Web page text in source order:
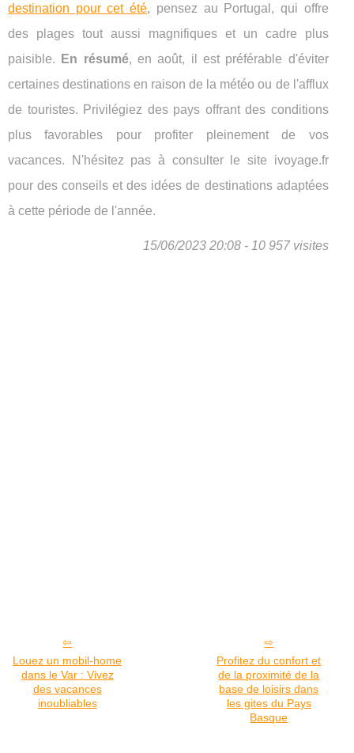
destination pour cet été, pensez au Portugal, qui offre
des plages tout aussi magnifiques et un cadre plus
paisible.
En résumé, en août, il est préférable d'éviter
certaines destinations en raison de la météo ou de l'afflux
de touristes. Privilégiez des pays offrant des conditions
plus favorables pour profiter pleinement de vos
vacances. N'hésitez pas à consulter le site ivoyage.fr
pour des conseils et des idées de destinations adaptées
à cette période de l'année.
15/06/2023 20:08 - 10 957 visites
Louez un mobil-home
dans le Var : Vivez
des vacances
inoubliables
Profitez du confort et
de la proximité de la
base de loisirs dans
les gites du Pays
Basque